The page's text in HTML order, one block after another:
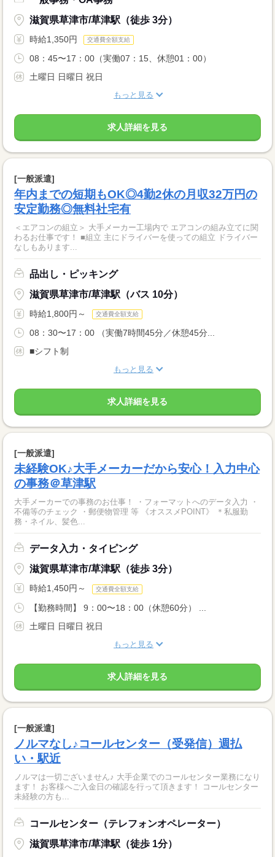
滋賀県草津市/草津駅（徒歩 3分）
時給1,350円 交通費全額支給
08：45〜17：00（実働07：15、休憩01：00）
土曜日 日曜日 祝日
もっと見る
求人詳細を見る
[一般派遣]
年内までの短期もOK◎4勤2休の月収32万円の
安定勤務◎無料社宅有
＜エアコンの組立＞ 大手メーカー工場内で エアコンの組み立てに関
わるお仕事です！ ■組立 主にドライバーを使っての組立 ドライバー
なしもあります...
品出し・ピッキング
滋賀県草津市/草津駅（バス 10分）
時給1,800円～ 交通費全額支給
08：30〜17：00 （実働7時間45分／休憩45分...
■シフト制
もっと見る
求人詳細を見る
[一般派遣]
未経験OK♪大手メーカーだから安心！入力中心
の事務＠草津駅
大手メーカーでの事務のお仕事！ ・フォーマットへのデータ入力 ・
不備等のチェック ・郵便物管理 等 《オススメPOINT》 ＊私服勤
務・ネイル、髪色...
データ入力・タイピング
滋賀県草津市/草津駅（徒歩 3分）
時給1,450円～ 交通費全額支給
【勤務時間】 9：00〜18：00（休憩60分） ...
土曜日 日曜日 祝日
もっと見る
求人詳細を見る
[一般派遣]
ノルマなし♪コールセンター（受発信）週払
い・駅近
ノルマは一切ございません♪ 大手企業でのコールセンター業務になり
ます！ お客様へご入金日の確認を行って頂きます！ コールセンター
未経験の方も...
コールセンター（テレフォンオペレーター）
滋賀県草津市/草津駅（徒歩 1分）